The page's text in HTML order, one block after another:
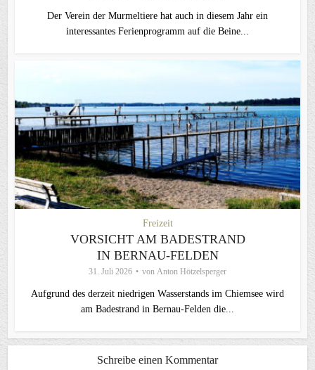
Der Verein der Murmeltiere hat auch in diesem Jahr ein
interessantes Ferienprogramm auf die Beine...
Freizeit
VORSICHT AM BADESTRAND
IN BERNAU-FELDEN
31. Juli 2026 von Anton Hötzelsperger
Aufgrund des derzeit niedrigen Wasserstands im Chiemsee wird
am Badestrand in Bernau-Felden die...
Schreibe einen Kommentar